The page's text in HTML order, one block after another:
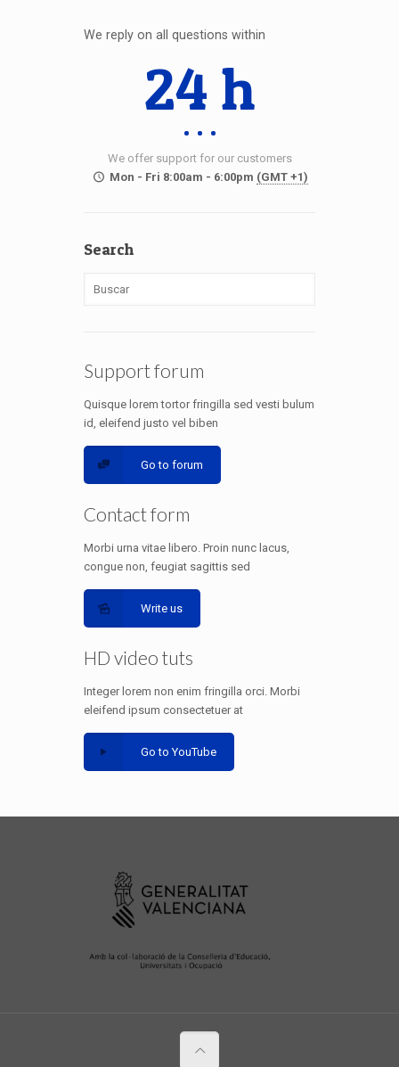
We reply on all questions within
24 h
We offer support for our customers
Mon - Fri 8:00am - 6:00pm (GMT +1)
Search
Support forum
Quisque lorem tortor fringilla sed vesti bulum
id, eleifend justo vel biben
Go to forum
Contact form
Morbi urna vitae libero. Proin nunc lacus,
congue non, feugiat sagittis sed
Write us
HD video tuts
Integer lorem non enim fringilla orci. Morbi
eleifend ipsum consectetuer at
Go to YouTube